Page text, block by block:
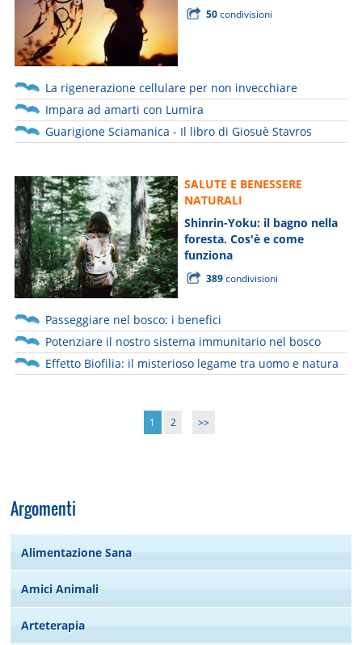
50condivisioni
La rigenerazione cellulare per non invecchiare
Impara ad amarti con Lumira
Guarigione Sciamanica - Il libro di Giosuè Stavros
SALUTE E BENESSERE
NATURALI
Shinrin-Yoku: il bagno nella
foresta. Cos'è e come
funziona
389condivisioni
Passeggiare nel bosco: i benefici
Potenziare il nostro sistema immunitario nel bosco
Effetto Biofilia: il misterioso legame tra uomo e natura
1 2 >>
Argomenti
Alimentazione Sana
Amici Animali
Arteterapia